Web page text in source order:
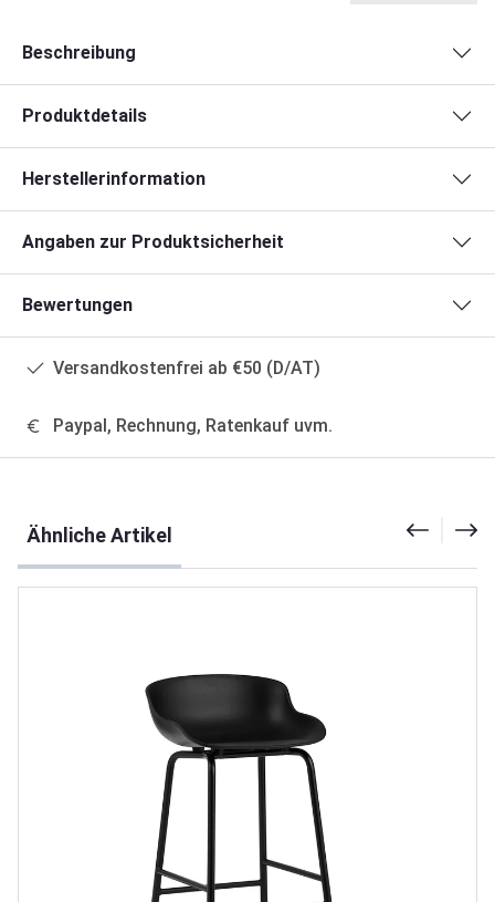
Beschreibung
Produktdetails
Herstellerinformation
Angaben zur Produktsicherheit
Bewertungen
Versandkostenfrei ab €50 (D/AT)
Paypal, Rechnung, Ratenkauf uvm.
Ähnliche Artikel